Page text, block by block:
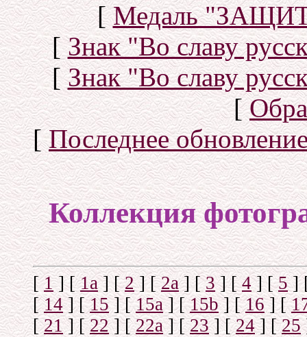
[Медаль
[Знак "Во славу
[Знак "Во славу
[
[Последнее
Коллекция
[1] [1а] [2] [2а] [3] [4] [5]
[14] [15] [15a] [15b] [16] [
[21] [22] [22a] [23] [24] [25